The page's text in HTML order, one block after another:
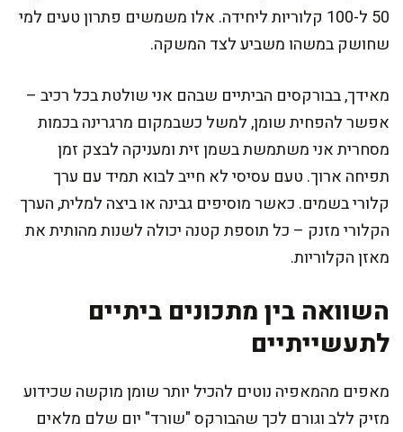
50 ל-100 קלוריות ליחידה. אלו משמשים פתרון טעים למי
שחושק במשהו משביע לצד המשקה.
מאידך, בבורקסים הביתיים שבהם אני שולטת בכל רכיב –
אפשר להפחית שומן, למשל כשבמקום מרגרינה בכמות
מסחרית אני משתמשת בשמן זית ומעניקה לבצק זמן
תפיחה ארוך. טעם עסיסי לא חייב לבוא תמיד עם ערך
קלורי בשמים. כאשר מוסיפים גבינה או ביצה למלית, הערך
הקלורי מזנק – כל תוספת קטנה יכולה לשנות מהותית את
מאזן הקלוריות.
השוואה בין מתכונים ביתיים
לתעשייתיים
מאפים מהמאפיה נוטים להכיל יותר שומן מוקשה שכידוע
מזיק ללב וגורם לכך שהבורקס "שורד" יום שלם מלאים